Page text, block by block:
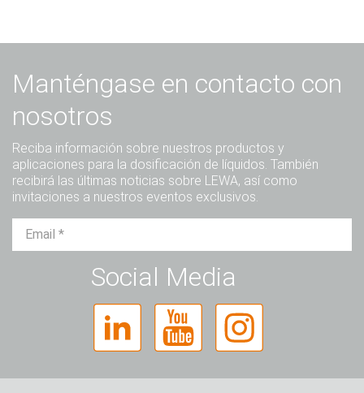
Manténgase en contacto con
nosotros
Reciba información sobre nuestros productos y
aplicaciones para la dosificación de líquidos. También
recibirá las últimas noticias sobre LEWA, así como
invitaciones a nuestros eventos exclusivos.
Sra. Diverso
Social Media